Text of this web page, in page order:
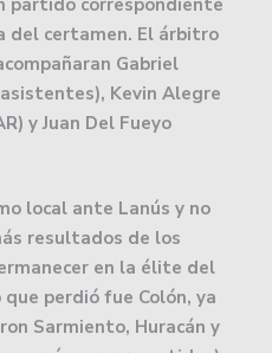
del certamen. El árbitro
Gabriel
Kevin Alegre
y Juan Del Fueyo
local ante Lanús y no
resultados de los
en la élite del
perdió fue Colón, ya
Sarmiento, Huracán y